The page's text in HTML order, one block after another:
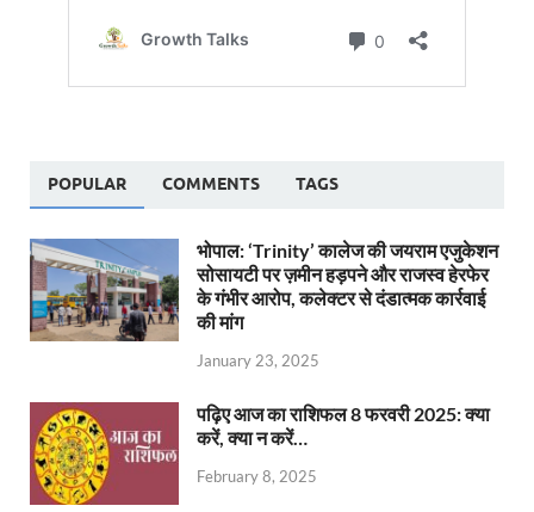
POPULAR COMMENTS TAGS
भोपाल: ‘Trinity’ कालेज की जयराम एजुकेशन
सोसायटी पर ज़मीन हड़पने और राजस्व हेरफेर
के गंभीर आरोप, कलेक्टर से दंडात्मक कार्रवाई
की मांग
January 23, 2025
पढ़िए आज का राशिफल 8 फरवरी 2025: क्या
करें, क्या न करें…
February 8, 2025